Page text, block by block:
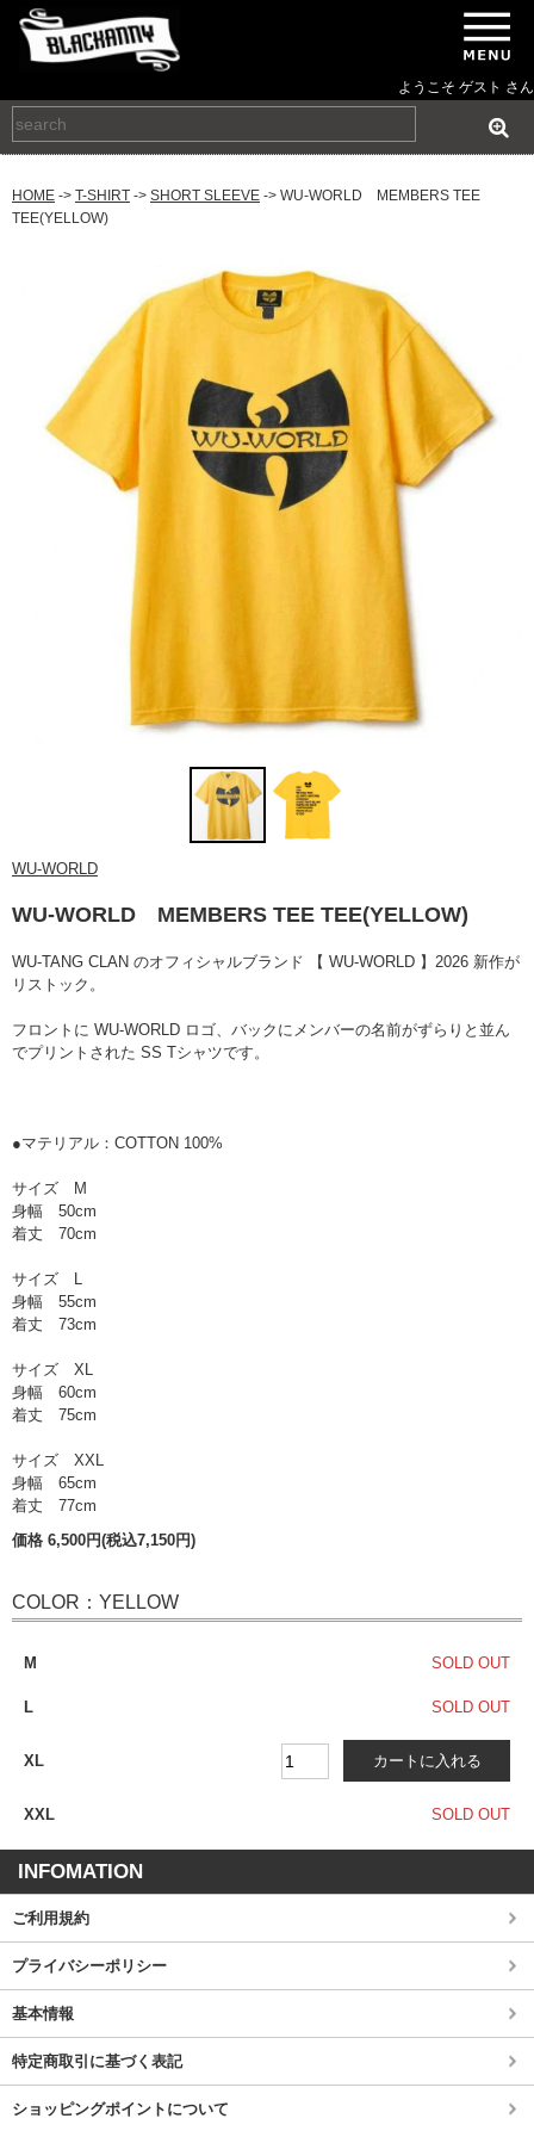
ようこそ ゲスト さん
HOME -> T-SHIRT -> SHORT SLEEVE -> WU-WORLD MEMBERS TEE
TEE(YELLOW)
WU-WORLD
WU-WORLD MEMBERS TEE TEE(YELLOW)
WU-TANG CLAN のオフィシャルブランド 【 WU-WORLD 】2026 新作が
リストック。
フロントに WU-WORLD ロゴ、バックにメンバーの名前がずらりと並ん
でプリントされた SS Tシャツです。
●マテリアル：COTTON 100%
サイズ M
身幅 50cm
着丈 70cm
サイズ L
身幅 55cm
着丈 73cm
サイズ XL
身幅 60cm
着丈 75cm
サイズ XXL
身幅 65cm
着丈 77cm
価格 6,500円(税込7,150円)
COLOR：YELLOW
M SOLD OUT
L SOLD OUT
XL
XXL SOLD OUT
INFOMATION
ご利用規約
プライバシーポリシー
基本情報
特定商取引に基づく表記
ショッピングポイントについて